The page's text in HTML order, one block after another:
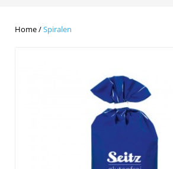
Home/Spiralen